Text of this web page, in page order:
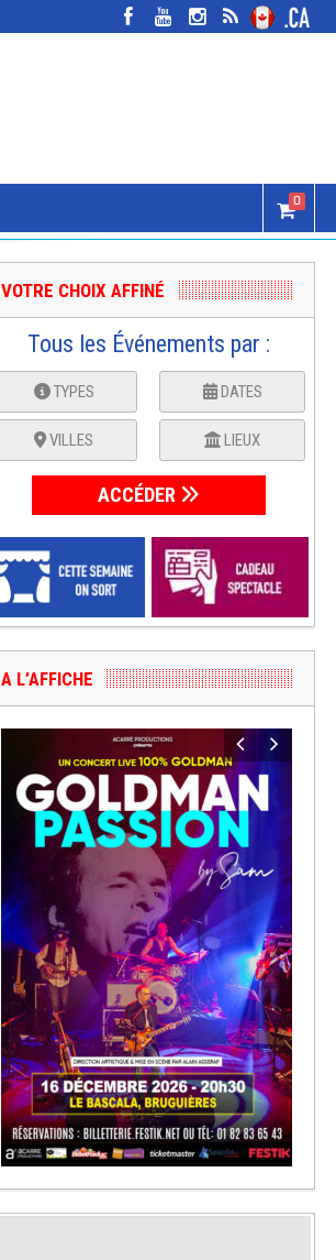
0
VOTRE CHOIX AFFINÉ
Tous les Événements par :
TYPES DATES
VILLES LIEUX
ACCÉDER
A L’AFFICHE